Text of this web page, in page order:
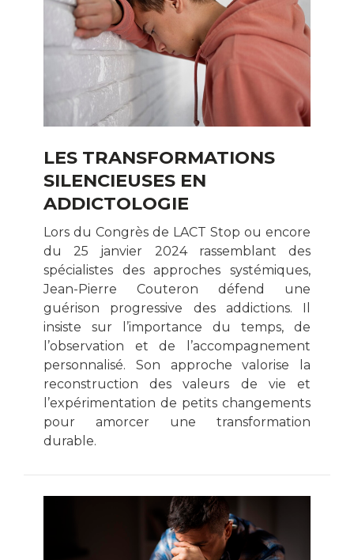
LES TRANSFORMATIONS
SILENCIEUSES EN
ADDICTOLOGIE
Lors du Congrès de LACT Stop ou encore
du 25 janvier 2024 rassemblant des
spécialistes des approches systémiques,
Jean-Pierre Couteron défend une
guérison progressive des addictions. Il
insiste sur l’importance du temps, de
l’observation et de l’accompagnement
personnalisé. Son approche valorise la
reconstruction des valeurs de vie et
l’expérimentation de petits changements
pour amorcer une transformation
durable.